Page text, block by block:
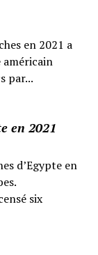
en 2021 a
américain
par...
en 2021
d’Egypte en
six